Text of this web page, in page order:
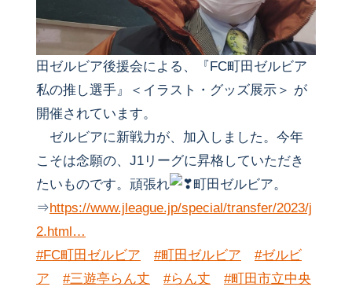
田ゼルビア後援会による、『FC町田ゼルビア
私の推し選手』＜イラスト・グッズ展示＞ が
開催されています。
ゼルビアに新戦力が、加入しました。今年
こそは念願の、J1リーグに昇格していただき
たいものです。頑張れ
町田ゼルビア。
⇒https://www.jleague.jp/special/transfer/2023/j
2.html…
#FC町田ゼルビア
#町田ゼルビア
#ゼルビ
ア
#三遊亭らん丈 #らん丈
#町田市立中央